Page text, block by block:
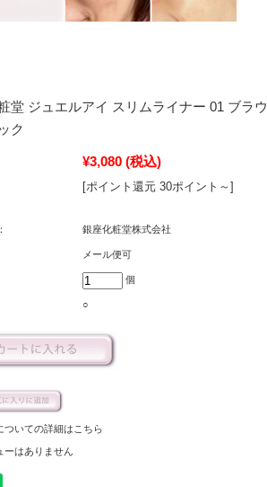
堂 ジュエルアイ スリムライナー 01 ブラウ
ク
¥3,080 (税込)
[ポイント還元 30ポイント～]
銀座化粧堂株式会社
メール便可
個
○
ついての詳細はこちら
ーはありません